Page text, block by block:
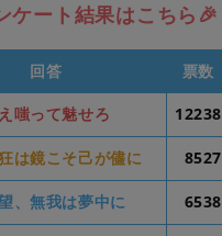
ケート結果はこちら🎉
回答 票数
嗤って魅せろ 12238
は鏡こそ己が儘に 8527
、無我は夢中に 6538